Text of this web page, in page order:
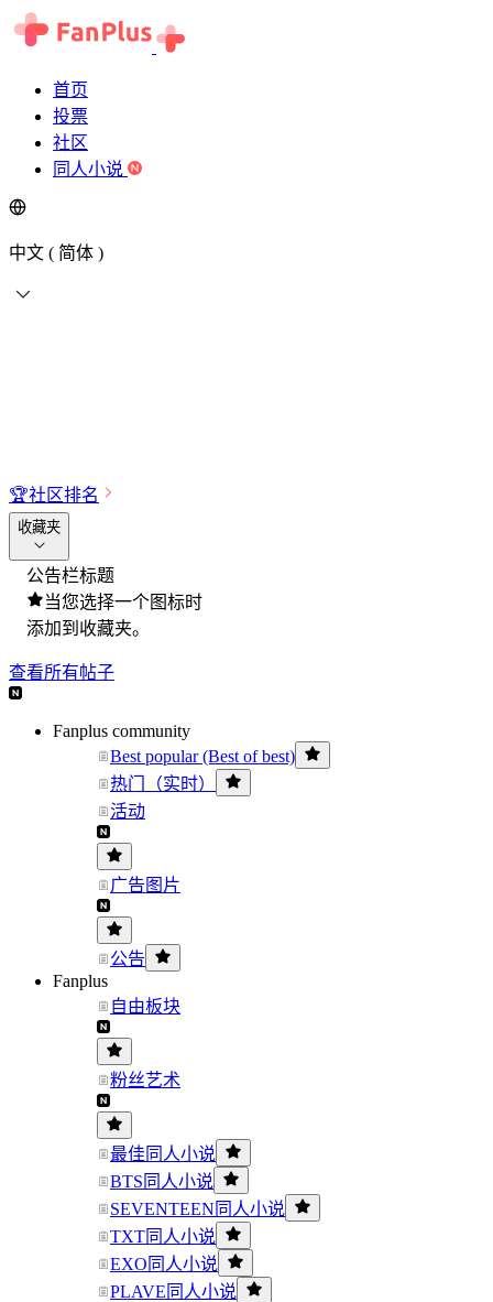
首页
投票
社区
同人小说
中文 ( 简体 )
🏆社区排名
收藏夹
公告栏标题
当您选择一个图标时
添加到收藏夹。
查看所有帖子
Fanplus community
Best popular (Best of best)
热门（实时）
活动
广告图片
公告
Fanplus
自由板块
粉丝艺术
最佳同人小说
BTS同人小说
SEVENTEEN同人小说
TXT同人小说
EXO同人小说
PLAVE同人小说